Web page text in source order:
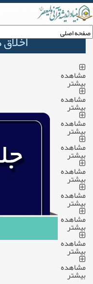
مشاهده
بیشتر
مشاهده
بیشتر
مشاهده
بیشتر
مشاهده
بیشتر
مشاهده
بیشتر
مشاهده
بیشتر
مشاهده
بیشتر
مشاهده
بیشتر
مشاهده
بیشتر